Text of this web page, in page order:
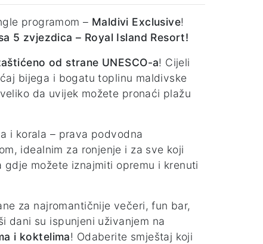
programom – Maldivi Exclusive!
5 zvjezdica – Royal Island Resort!
od strane UNESCO-a! Cijeli
bijega i bogatu toplinu maldivske
da uvijek možete pronaći plažu
i korala – prava podvodna
idealnim za ronjenje i za sve koji
možete iznajmiti opremu i krenuti
za najromantičnije večeri, fun bar,
dani su ispunjeni uživanjem na
i koktelima! Odaberite smještaj koji